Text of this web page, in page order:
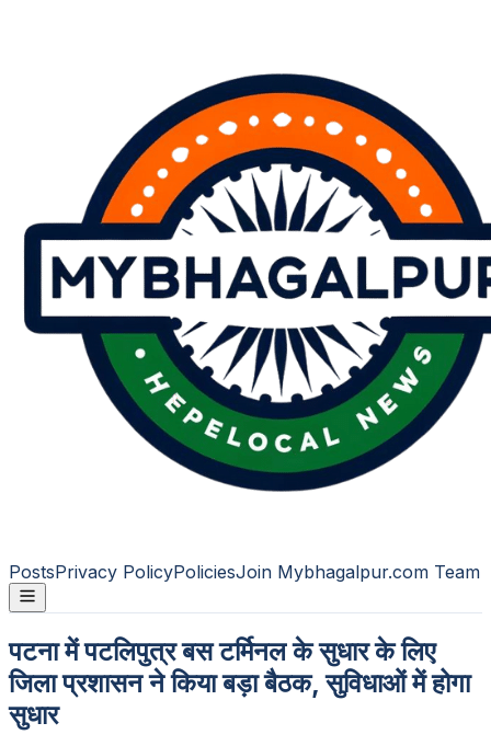
PostsPrivacy PolicyPoliciesJoin Mybhagalpur.com Team
पटना में पटलिपुत्र बस टर्मिनल के सुधार के लिए
जिला प्रशासन ने किया बड़ा बैठक, सुविधाओं में होगा
सुधार